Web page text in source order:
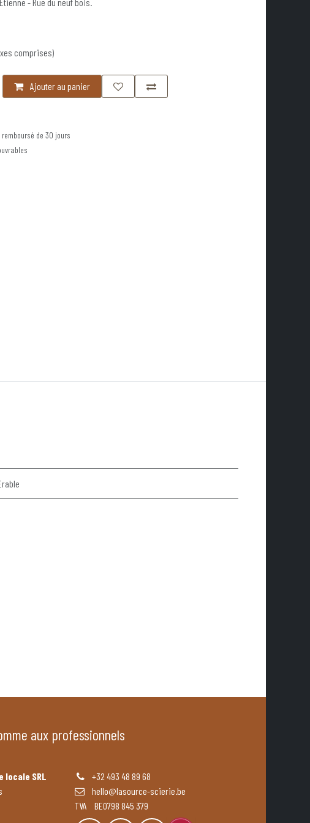
comprises)
Ajouter au panier
de 30 jours
aux professionnels
locale SRL
+32 493 48 89 68
hello@lasource-scierie.be
TVA BE0798 845 379